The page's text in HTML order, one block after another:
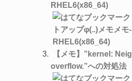
RHEL6(x86_64)
【メモ】”kernel:
overflow.”への対処法